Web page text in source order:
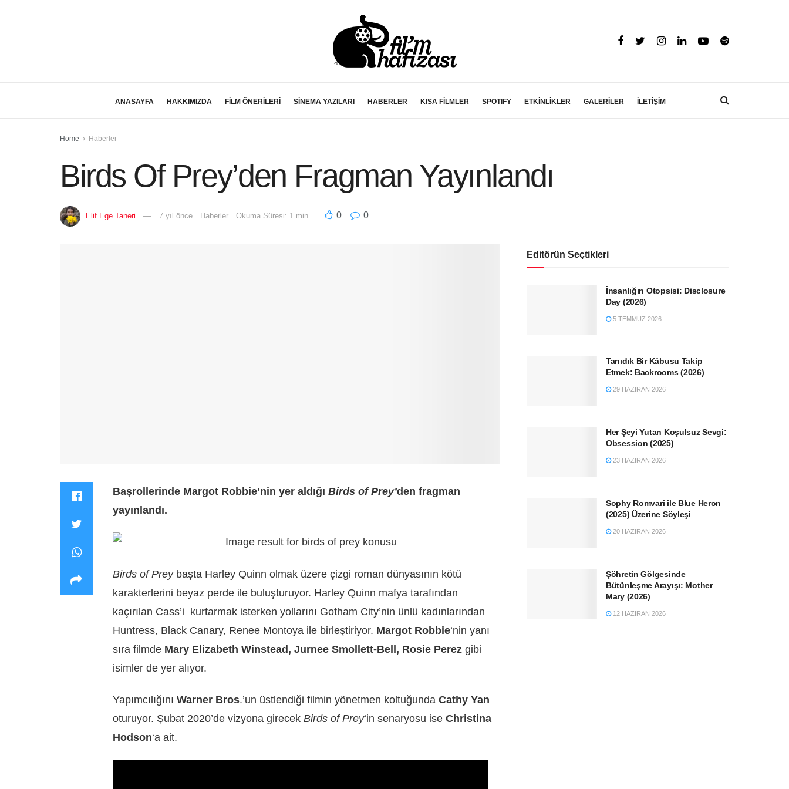
ANASAYFA HAKKIMIZDA FİLM ÖNERİLERİ SİNEMA YAZILARI HABERLER KISA FİLMLER SPOTIFY ETKİNLİKLER GALERİLER İLETİŞİM
Home Haberler
Birds Of Prey’den Fragman Yayınlandı
Elif Ege Taneri 7 yıl önce Haberler Okuma Süresi: 1 min 0 0
Başrollerinde Margot Robbie’nin yer aldığı Birds of Prey’den fragman
yayınlandı.
Birds of Preybaşta Harley Quinn olmak üzere çizgi roman dünyasının kötü
karakterlerini beyaz perde ile buluşturuyor. Harley Quinn mafya tarafından
kaçırılan Cass’i kurtarmak isterken yollarını Gotham City’nin ünlü kadınlarından
Huntress, Black Canary, Renee Montoya ile birleştiriyor. Margot Robbie‘nin yanı
sıra filmde Mary Elizabeth Winstead, Jurnee Smollett-Bell, Rosie Perez gibi
isimler de yer alıyor.
Yapımcılığını Warner Bros.’un üstlendiği filmin yönetmen koltuğunda Cathy Yan
oturuyor. Şubat 2020’de vizyona girecek Birds of Prey‘in senaryosu ise Christina
Hodson‘a ait.
Editörün Seçtikleri
İnsanlığın Otopsisi: Disclosure
Day (2026)
5 TEMMUZ 2026
Tanıdık Bir Kâbusu Takip
Etmek: Backrooms (2026)
29 HAZIRAN 2026
Her Şeyi Yutan Koşulsuz Sevgi:
Obsession (2025)
23 HAZIRAN 2026
Sophy Romvari ile Blue Heron
(2025) Üzerine Söyleşi
20 HAZIRAN 2026
Şöhretin Gölgesinde
Bütünleşme Arayışı: Mother
Mary (2026)
12 HAZIRAN 2026